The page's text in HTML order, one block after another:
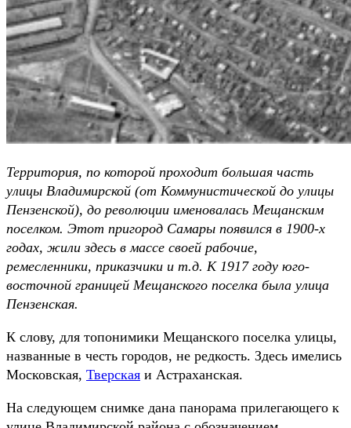
Территория, по которой проходит большая часть
улицы Владимирской (от Коммунистической до улицы
Пензенской), до революции именовалась Мещанским
поселком. Этот пригород Самары появился в 1900-х
годах, жили здесь в массе своей рабочие,
ремесленники, приказчики и т.д. К 1917 году юго-
восточной границей Мещанского поселка была улица
Пензенская.
К слову, для топонимики Мещанского поселка улицы,
названные в честь городов, не редкость. Здесь имелись
Московская, Тверская и Астраханская.
На следующем снимке дана панорама прилегающего к